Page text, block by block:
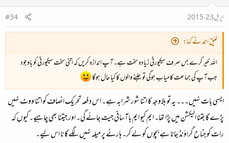
اپریل 23، 2015
#34
لئیق احمد نے کہا:
اللہ خیر کرے بس صرف سیکیورٹی زیادہ سخت ہے۔ آپ اندازہ کریں کہ اتنی سخت سیکیورٹی کو باوجود
جب آپ کی جماعت کامیاب ہوگی تو جلنے والوں کا کیا حال ہوگا
ایسی بات نہیں۔۔۔ یہ تو بلاوجہ کا اتنا شور شرابہ ہے۔ اس دفعہ تحریک انصاف کو اتنا ووٹ نہیں
پڑے گا جتنا الیکشن میں پڑا تھا۔ ایم کیو ایم باآسانی جیت جائے گی۔ اور جیتنا بھی چاہیے۔ کیوں کہ
رات کو جناح گراؤنڈ جانا ہے بچوں کو لے کر۔ ہارنے پر میلہ نہیں لگے گا نا اس لیے۔